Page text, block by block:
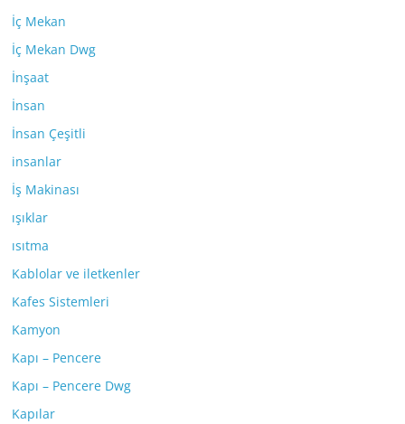
İç Mekan
İç Mekan Dwg
İnşaat
İnsan
İnsan Çeşitli
insanlar
İş Makinası
ışıklar
ısıtma
Kablolar ve iletkenler
Kafes Sistemleri
Kamyon
Kapı – Pencere
Kapı – Pencere Dwg
Kapılar